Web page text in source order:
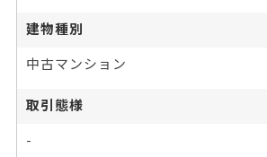
建物種別
中古マンション
取引態様
-